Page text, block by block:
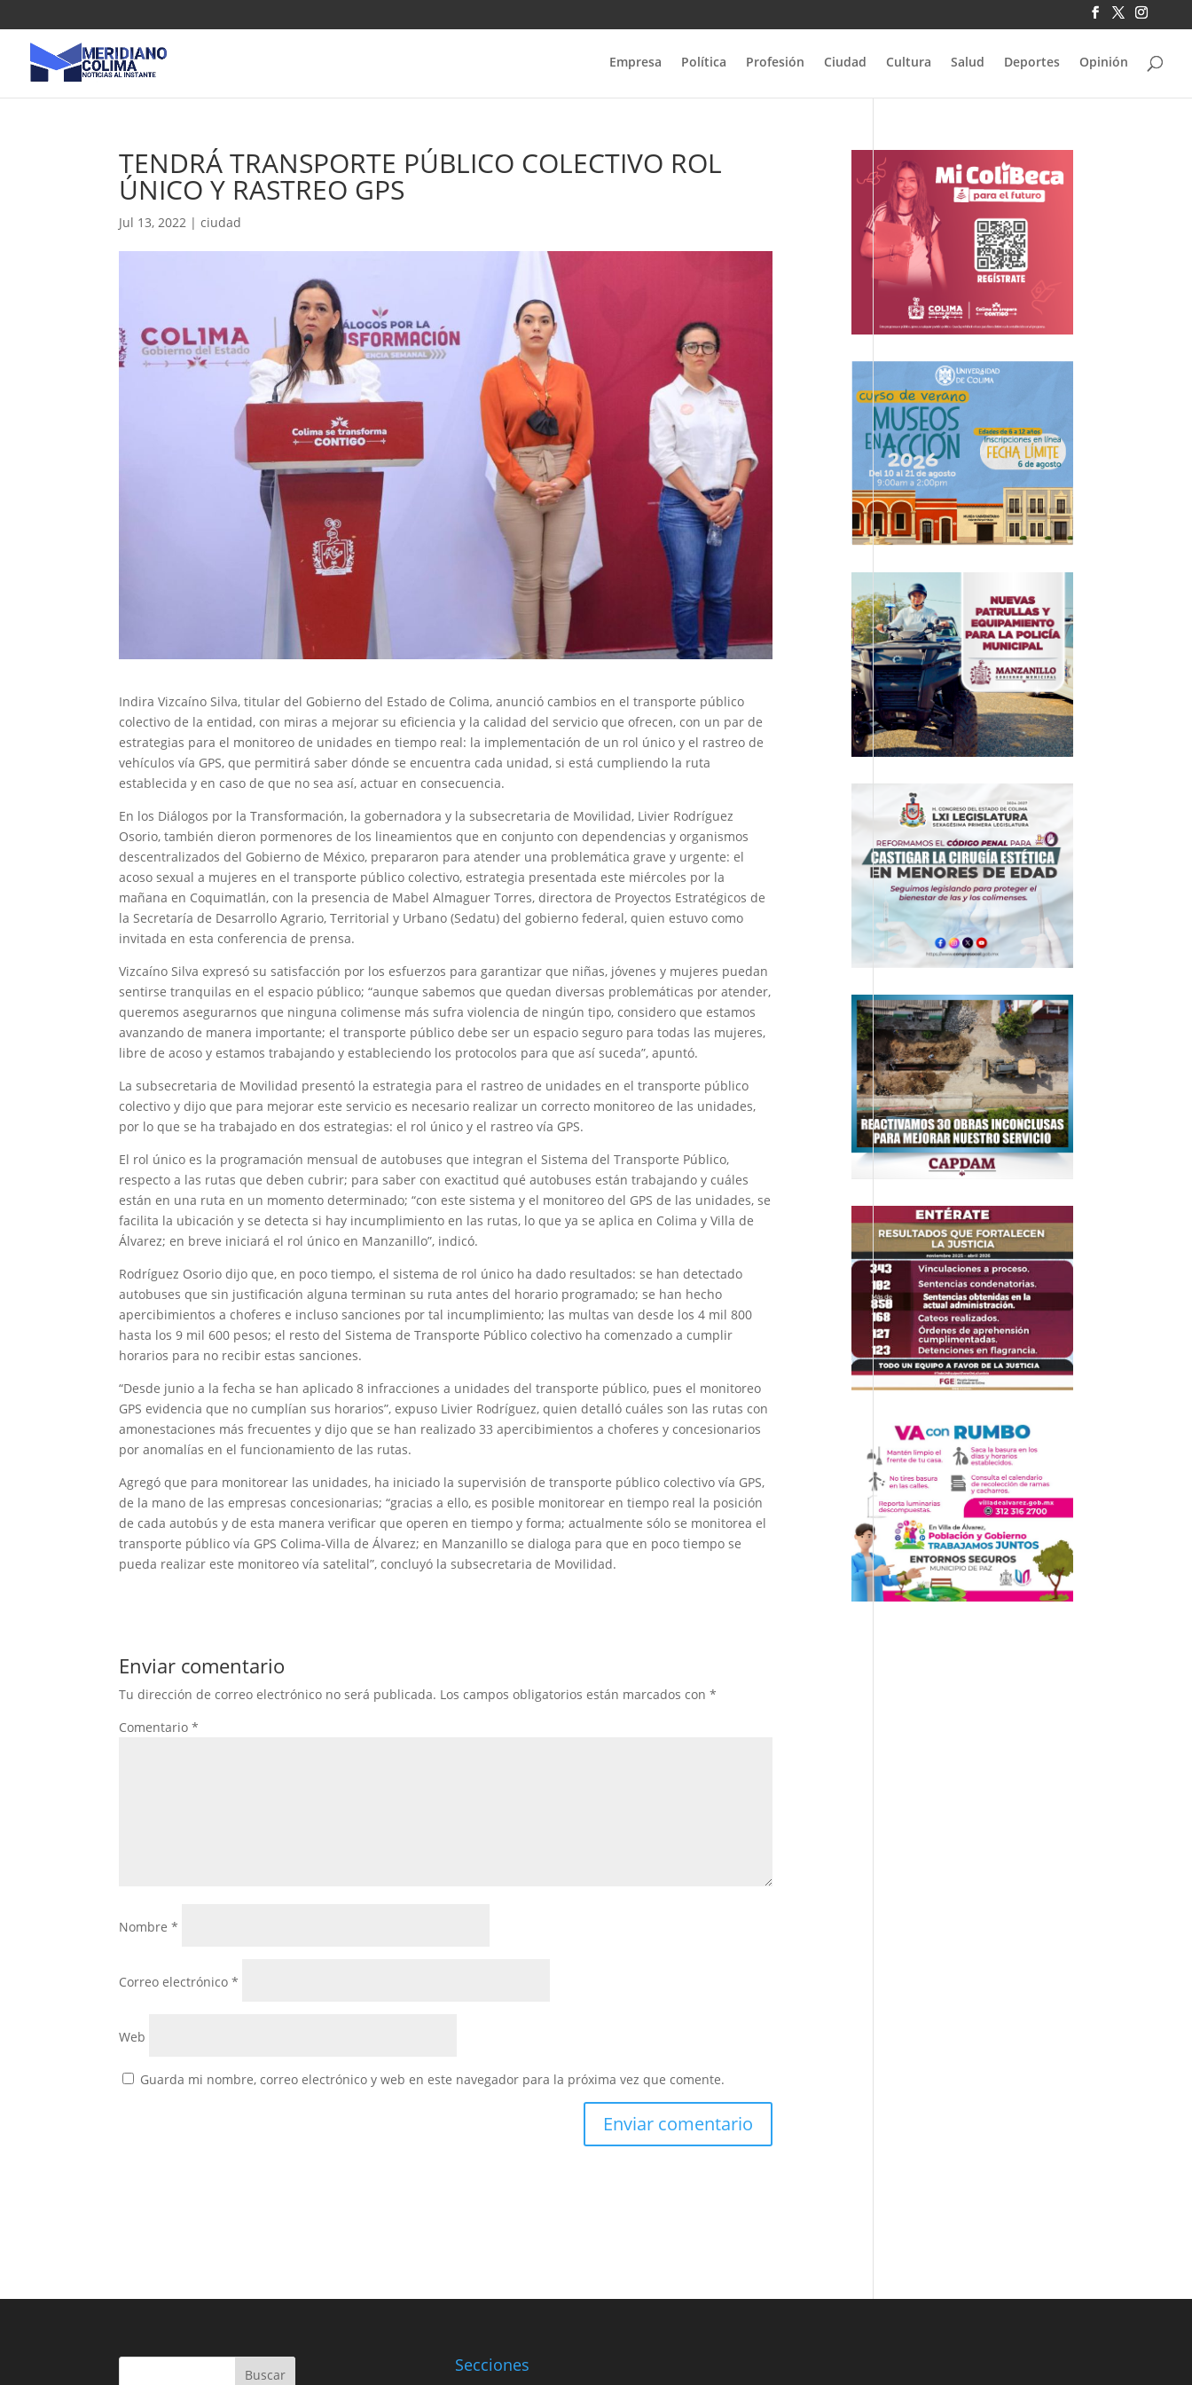
Empresa Política Profesión Ciudad Cultura Salud Deportes Opinión
TENDRÁ TRANSPORTE PÚBLICO COLECTIVO ROL
ÚNICO Y RASTREO GPS
Jul 13, 2022 |ciudad
Indira Vizcaíno Silva, titular del Gobierno del Estado de Colima, anunció cambios en el transporte público
colectivo de la entidad, con miras a mejorar su eficiencia y la calidad del servicio que ofrecen, con un par de
estrategias para el monitoreo de unidades en tiempo real: la implementación de un rol único y el rastreo de
vehículos vía GPS, que permitirá saber dónde se encuentra cada unidad, si está cumpliendo la ruta
establecida y en caso de que no sea así, actuar en consecuencia.
En los Diálogos por la Transformación, la gobernadora y la subsecretaria de Movilidad, Livier Rodríguez
Osorio, también dieron pormenores de los lineamientos que en conjunto con dependencias y organismos
descentralizados del Gobierno de México, prepararon para atender una problemática grave y urgente: el
acoso sexual a mujeres en el transporte público colectivo, estrategia presentada este miércoles por la
mañana en Coquimatlán, con la presencia de Mabel Almaguer Torres, directora de Proyectos Estratégicos de
la Secretaría de Desarrollo Agrario, Territorial y Urbano (Sedatu) del gobierno federal, quien estuvo como
invitada en esta conferencia de prensa.
Vizcaíno Silva expresó su satisfacción por los esfuerzos para garantizar que niñas, jóvenes y mujeres puedan
sentirse tranquilas en el espacio público; “aunque sabemos que quedan diversas problemáticas por atender,
queremos asegurarnos que ninguna colimense más sufra violencia de ningún tipo, considero que estamos
avanzando de manera importante; el transporte público debe ser un espacio seguro para todas las mujeres,
libre de acoso y estamos trabajando y estableciendo los protocolos para que así suceda”, apuntó.
La subsecretaria de Movilidad presentó la estrategia para el rastreo de unidades en el transporte público
colectivo y dijo que para mejorar este servicio es necesario realizar un correcto monitoreo de las unidades,
por lo que se ha trabajado en dos estrategias: el rol único y el rastreo vía GPS.
El rol único es la programación mensual de autobuses que integran el Sistema del Transporte Público,
respecto a las rutas que deben cubrir; para saber con exactitud qué autobuses están trabajando y cuáles
están en una ruta en un momento determinado; “con este sistema y el monitoreo del GPS de las unidades, se
facilita la ubicación y se detecta si hay incumplimiento en las rutas, lo que ya se aplica en Colima y Villa de
Álvarez; en breve iniciará el rol único en Manzanillo”, indicó.
Rodríguez Osorio dijo que, en poco tiempo, el sistema de rol único ha dado resultados: se han detectado
autobuses que sin justificación alguna terminan su ruta antes del horario programado; se han hecho
apercibimientos a choferes e incluso sanciones por tal incumplimiento; las multas van desde los 4 mil 800
hasta los 9 mil 600 pesos; el resto del Sistema de Transporte Público colectivo ha comenzado a cumplir
horarios para no recibir estas sanciones.
“Desde junio a la fecha se han aplicado 8 infracciones a unidades del transporte público, pues el monitoreo
GPS evidencia que no cumplían sus horarios”, expuso Livier Rodríguez, quien detalló cuáles son las rutas con
amonestaciones más frecuentes y dijo que se han realizado 33 apercibimientos a choferes y concesionarios
por anomalías en el funcionamiento de las rutas.
Agregó que para monitorear las unidades, ha iniciado la supervisión de transporte público colectivo vía GPS,
de la mano de las empresas concesionarias; “gracias a ello, es posible monitorear en tiempo real la posición
de cada autobús y de esta manera verificar que operen en tiempo y forma; actualmente sólo se monitorea el
transporte público vía GPS Colima-Villa de Álvarez; en Manzanillo se dialoga para que en poco tiempo se
pueda realizar este monitoreo vía satelital”, concluyó la subsecretaria de Movilidad.
Enviar comentario
Tu dirección de correo electrónico no será publicada. Los campos obligatorios están marcados con*
Comentario*
Nombre*
Correo electrónico*
Web
Guarda mi nombre, correo electrónico y web en este navegador para la próxima vez que comente.
Buscar Secciones